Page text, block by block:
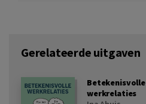
Gerelateerde uitgaven
Betekenisvolle
werkrelaties